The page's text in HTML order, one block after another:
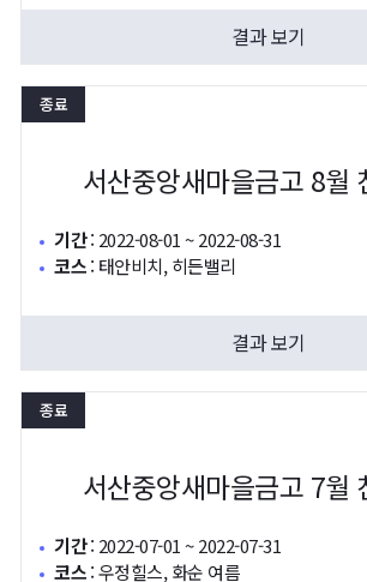
결과 보기
종료
서산중앙새마을금고 8월
기간: 2022-08-01 ~ 2022-08-31
코스: 태안비치, 히든밸리
결과 보기
종료
서산중앙새마을금고 7월
기간: 2022-07-01 ~ 2022-07-31
코스:우정힐스, 화순 여름